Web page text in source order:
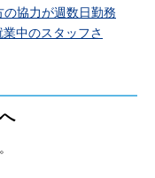
協力が週数日勤務
中のスタッフさ